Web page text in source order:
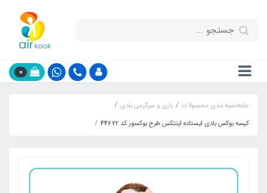
0
خانهدسته بندی محصولات
بازی و سرگرمی بادی
کیسه بوکس بادی ایستاده اینتکس طرح بوکسور کد 44672